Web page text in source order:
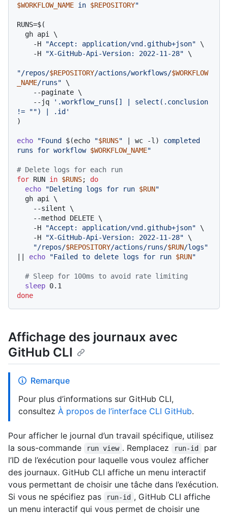
$WORKFLOW_NAME in $REPOSITORY"
RUNS=$(
    -H
"Accept: application/vnd.github+json" \
    -H
"X-GitHub-Api-Version: 2022-11-28" \
"/repos/$REPOSITORY/actions/workflows/$WORKFLOW
_NAME/runs" \
    --jq
'.workflow_runs[] | select(.conclusion
!= "") | .id'
)
echo "Found $(echo "$RUNS" | wc -l)
completed
runs for workflow $WORKFLOW_NAME"
# Delete logs for each run
for RUN in $RUNS; do
echo
"Deleting logs for run $RUN"
    -H
"Accept: application/vnd.github+json" \
    -H
"X-GitHub-Api-Version: 2022-11-28" \
"/repos/$REPOSITORY/actions/runs/$RUN/logs"
echo "Failed to delete logs for run $RUN"
# Sleep for 100ms to avoid rate limiting
sleep
done
Affichage des journaux avec
GitHub CLI
Remarque
Pour plus d’informations sur GitHub CLI,
consultez À propos de l’interface CLI GitHub.
Pour afficher le journal d’un travail spécifique, utilisez
la sous-commande
run view . Remplacez run-id
par
l’ID de l’exécution pour laquelle vous voulez afficher
des journaux. GitHub CLI affiche un menu interactif
vous permettant de choisir une tâche dans l’exécution.
Si vous ne spécifiez pas
run-id , GitHub CLI affiche
un menu interactif qui vous permet de choisir une